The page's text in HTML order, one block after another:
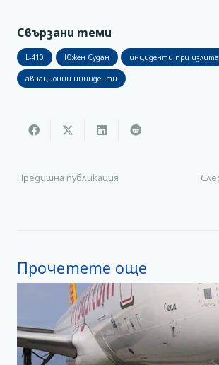
Свързани теми
L-410 Южен Судан инциденти при
авиационни инциденти
Предишна публикация
Прочетете още